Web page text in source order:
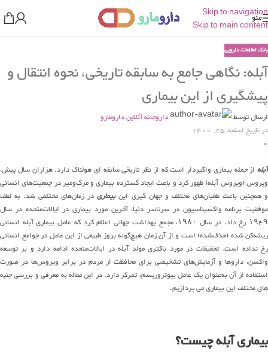
Skip to navigation
Skip to main content
منو
بانک اطلاعات دارویی
آبله: نگاهی جامع به سابقه تاریخی، نحوه انتقال و
پیشگیری از این بیماری
ارسال توسط
داروخانه آنلاین دارومارو
در تاریخ اسفند 25, 1400
0
آبله از جمله بیماری واگیردار است که از نظر تاریخی سابقه ای هولناک دارد. هزاران سال پیش،
ویروس (ویروس آبله) ظهور کرد و باعث ایجاد گسترده بیماری و مرگ‌ومیر در جمعیت‌های انسانی
و همچنین باعث طغیان‌های مختلف و جهان گیری اینبیماری در زمان‌های مختلفی شد. به لطف
موفقیت برنامه واکسیناسیون در سرتاسر دنیا، آخرین مورد بیماری در ایالات‌متحده در سال
۱۹۴۹ رخ داد. در سال ۱۹۸۰، مجمع بهداشت جهانی اعلام کرد که عامل بیماری آبله انسانی
ریشه‌کن شده (حذف‌شده) است و از آن زمان هیچ‌گونه بروز طبیعی از این عامل در جوامع انسانی
رخ نداده است. تحقیقات در مورد باکتری مولد آبله در ایالات‌متحده ادامه دارد و بر توسعه
واکسن، داروها و آزمایش‌های تشخیصی برای محافظت از مردم در برابر ویروس‌ها در صورت
استفاده از آن به‌عنوان یک عامل بیوتروریسم، تمرکز دارد. در این مقاله به معرفی و بررسی جنبه
های مختلف این بیماری می پردازیم.
بیماری آبله چیست؟